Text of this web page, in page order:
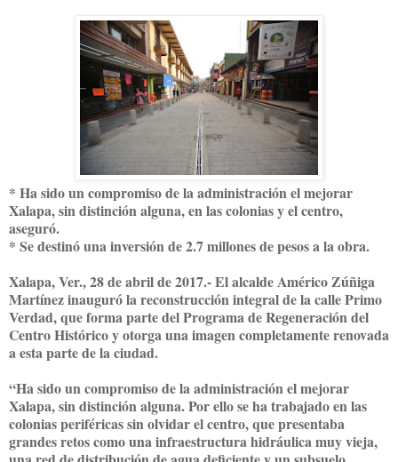
* Ha sido un compromiso de la administración el mejorar
Xalapa, sin distinción alguna, en las colonias y el centro,
aseguró.
* Se destinó una inversión de 2.7 millones de pesos a la obra.
Xalapa, Ver., 28 de abril de 2017.- El alcalde Américo Zúñiga
Martínez inauguró la reconstrucción integral de la calle Primo
Verdad, que forma parte del Programa de Regeneración del
Centro Histórico y otorga una imagen completamente renovada
a esta parte de la ciudad.
“Ha sido un compromiso de la administración el mejorar
Xalapa, sin distinción alguna. Por ello se ha trabajado en las
colonias periféricas sin olvidar el centro, que presentaba
grandes retos como una infraestructura hidráulica muy vieja,